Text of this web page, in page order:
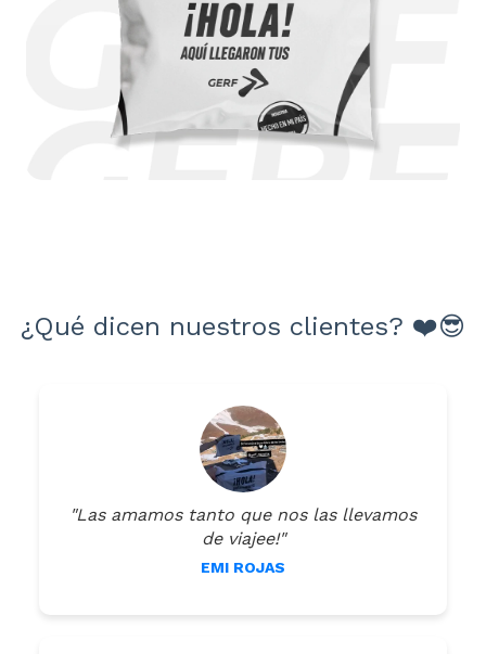
¿Qué dicen nuestros clientes? ❤️😎
"Las amamos tanto que nos las llevamos
de viajee!"
EMI ROJAS